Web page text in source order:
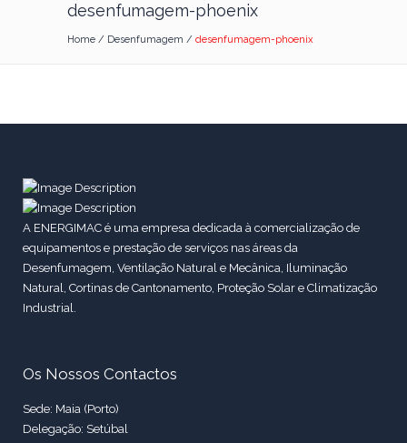
desenfumagem-phoenix
Home / Desenfumagem / desenfumagem-phoenix
A ENERGIMAC é uma empresa dedicada à comercialização de
equipamentos e prestação de serviços nas áreas da
Desenfumagem, Ventilação Natural e Mecânica, Iluminação
Natural, Cortinas de Cantonamento, Proteção Solar e Climatização
Industrial.
Os Nossos Contactos
Sede: Maia (Porto)
Delegação: Setúbal